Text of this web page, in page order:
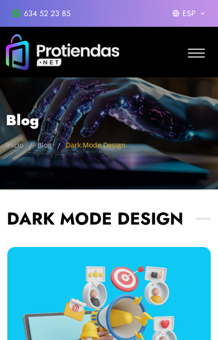
634 52 23 85 ESP
Blog
Inicio Blog Dark Mode Design
DARK MODE DESIGN